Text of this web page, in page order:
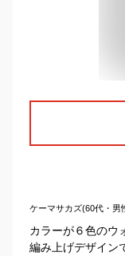
ケーマサカズ(60代・男
カラーが６色のウ
編み上げデザイン